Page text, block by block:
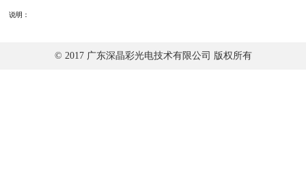
说明：
© 2017 广东深晶彩光电技术有限公司 版权所有